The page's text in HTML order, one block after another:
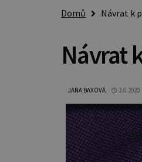
Domů Návrat k
Návrat
JANA BAXOVÁ 3.6.2020